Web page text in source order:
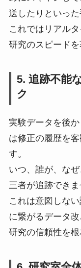
送したりといった
これではリアル
研究のスピードを
5. 追跡不能
ク
実験データを後
は修正の履歴を
す。
いつ、誰が、な
三者が追跡できま
これは意図しな
に繋がるデータ
研究の信頼性を根